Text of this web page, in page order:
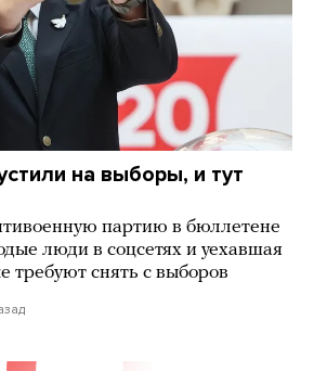
на выборы, и тут
партию в бюллетене
люди в соцсетях и уехавшая
требуют снять с выборов